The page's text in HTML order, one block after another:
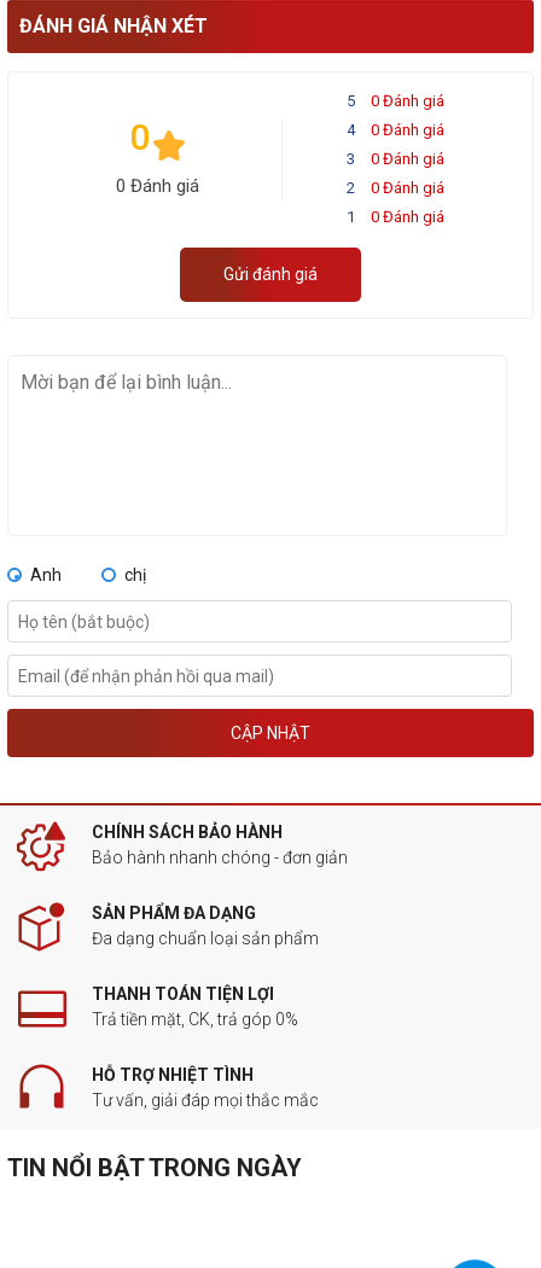
ĐÁNH GIÁ NHẬN XÉT
0
0 Đánh giá
5
0 Đánh giá
4
0 Đánh giá
3
0 Đánh giá
2
0 Đánh giá
1
0 Đánh giá
Gửi đánh giá
Anh chị
CẬP NHẬT
CHÍNH SÁCH BẢO HÀNH
Bảo hành nhanh chóng - đơn giản
SẢN PHẨM ĐA DẠNG
Đa dạng chuẩn loại sản phẩm
THANH TOÁN TIỆN LỢI
Trả tiền mặt, CK, trả góp 0%
HỖ TRỢ NHIỆT TÌNH
Tư vấn, giải đáp mọi thắc mắc
TIN NỔI BẬT TRONG NGÀY